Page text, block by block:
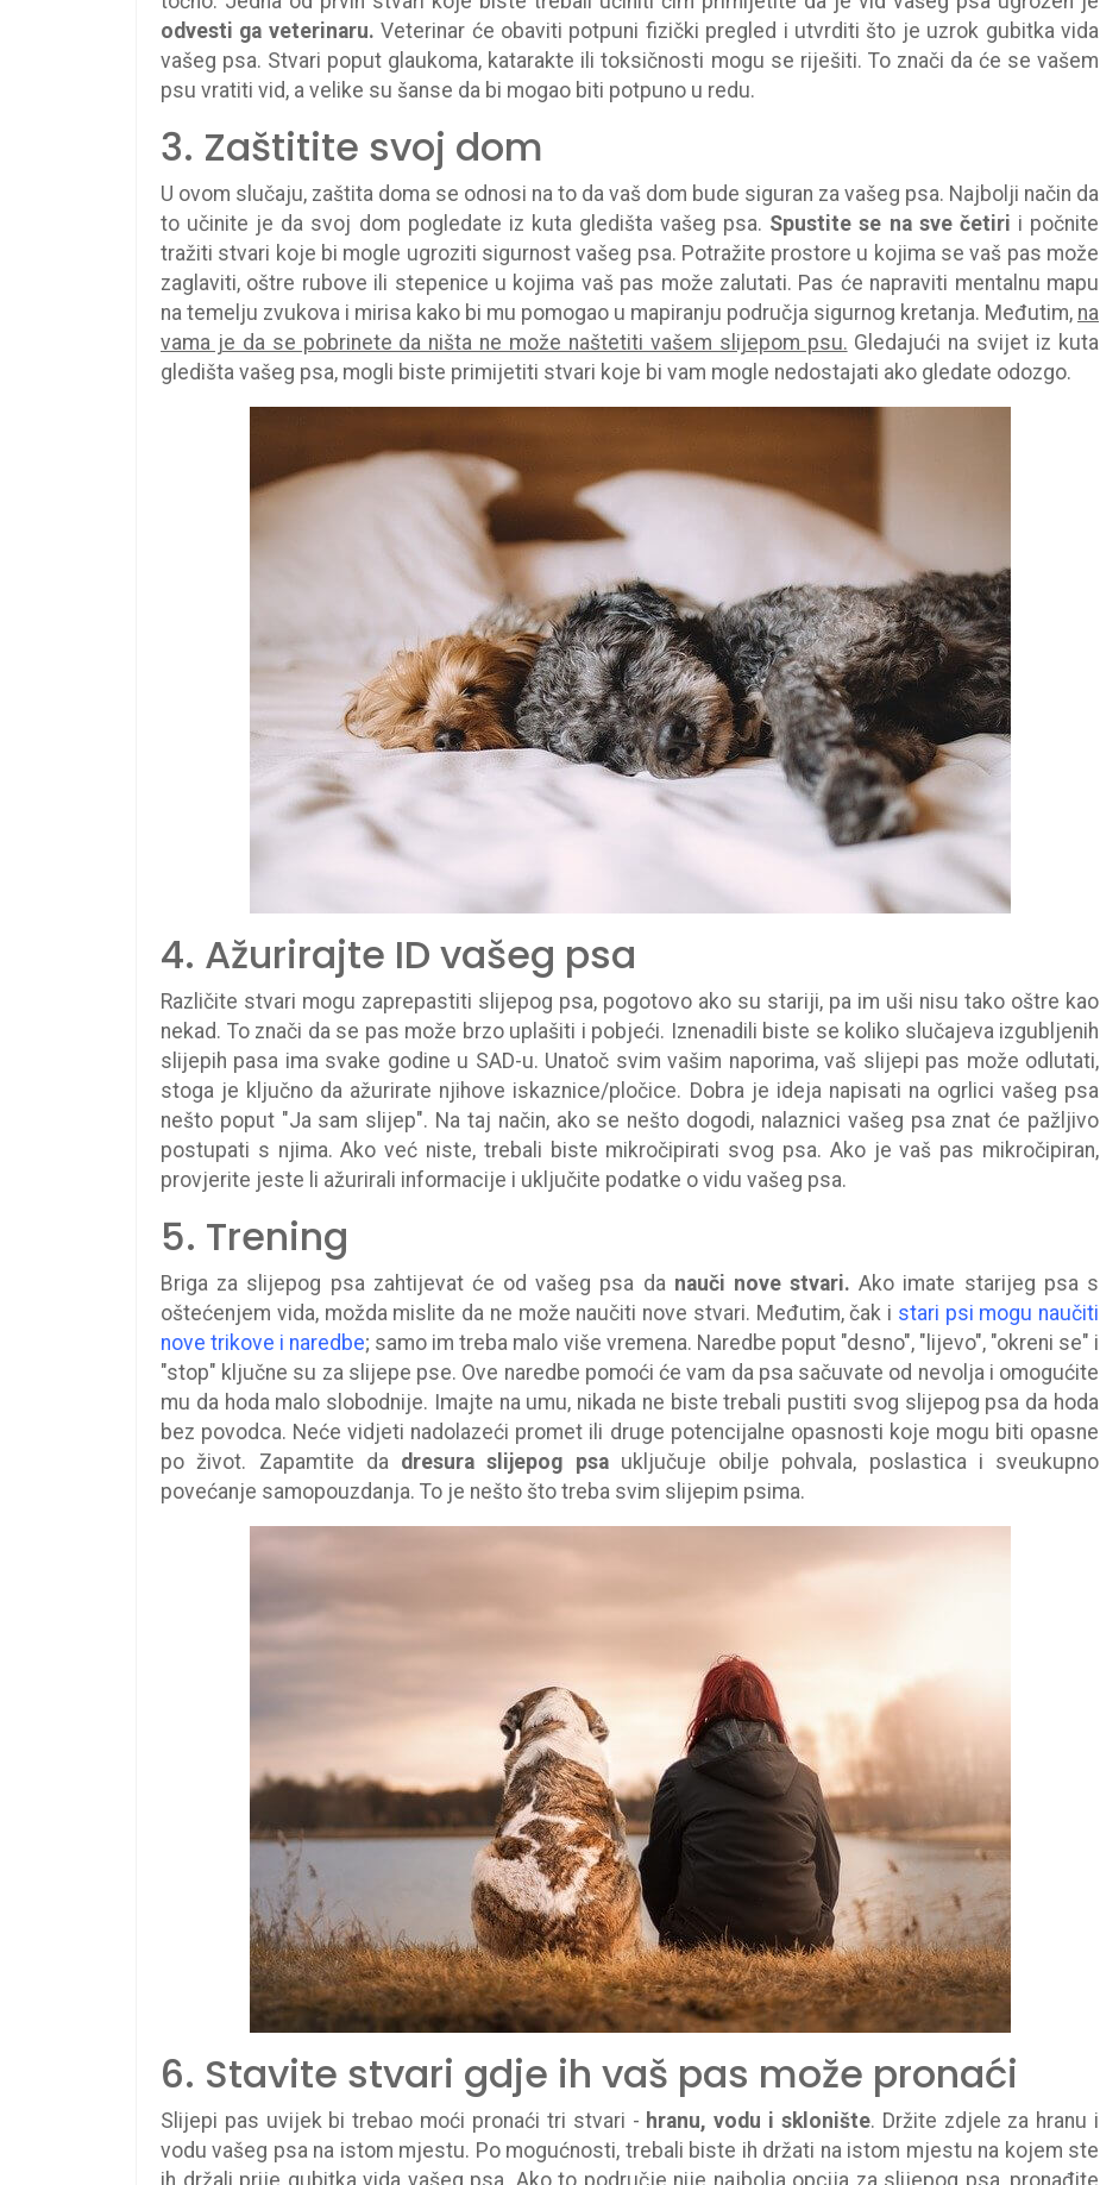
odvesti ga veterinaru. Veterinar će obaviti potpuni fizički pregled i utvrditi što je uzrok gubitka vida
vašeg psa. Stvari poput glaukoma, katarakte ili toksičnosti mogu se riješiti. To znači da će se vašem
psu vratiti vid, a velike su šanse da bi mogao biti potpuno u redu.
3. Zaštitite svoj dom
U ovom slučaju, zaštita doma se odnosi na to da vaš dom bude siguran za vašeg psa. Najbolji način da
to učinite je da svoj dom pogledate iz kuta gledišta vašeg psa. Spustite se na sve četiri i počnite
tražiti stvari koje bi mogle ugroziti sigurnost vašeg psa. Potražite prostore u kojima se vaš pas može
zaglaviti, oštre rubove ili stepenice u kojima vaš pas može zalutati. Pas će napraviti mentalnu mapu
na temelju zvukova i mirisa kako bi mu pomogao u mapiranju područja sigurnog kretanja. Međutim, na
vama je da se pobrinete da ništa ne može naštetiti vašem slijepom psu. Gledajući na svijet iz kuta
gledišta vašeg psa, mogli biste primijetiti stvari koje bi vam mogle nedostajati ako gledate odozgo.
4. Ažurirajte ID vašeg psa
Različite stvari mogu zaprepastiti slijepog psa, pogotovo ako su stariji, pa im uši nisu tako oštre kao
nekad. To znači da se pas može brzo uplašiti i pobjeći. Iznenadili biste se koliko slučajeva izgubljenih
slijepih pasa ima svake godine u SAD-u. Unatoč svim vašim naporima, vaš slijepi pas može odlutati,
stoga je ključno da ažurirate njihove iskaznice/pločice. Dobra je ideja napisati na ogrlici vašeg psa
nešto poput "Ja sam slijep". Na taj način, ako se nešto dogodi, nalaznici vašeg psa znat će pažljivo
postupati s njima. Ako već niste, trebali biste mikročipirati svog psa. Ako je vaš pas mikročipiran,
provjerite jeste li ažurirali informacije i uključite podatke o vidu vašeg psa.
5. Trening
Briga za slijepog psa zahtijevat će od vašeg psa da nauči nove stvari. Ako imate starijeg psa s
oštećenjem vida, možda mislite da ne može naučiti nove stvari. Međutim, čak i stari psi mogu naučiti
nove trikove i naredbe; samo im treba malo više vremena. Naredbe poput "desno", "lijevo", "okreni se" i
"stop" ključne su za slijepe pse. Ove naredbe pomoći će vam da psa sačuvate od nevolja i omogućite
mu da hoda malo slobodnije. Imajte na umu, nikada ne biste trebali pustiti svog slijepog psa da hoda
bez povodca. Neće vidjeti nadolazeći promet ili druge potencijalne opasnosti koje mogu biti opasne
po život. Zapamtite da dresura slijepog psauključuje obilje pohvala, poslastica i sveukupno
povećanje samopouzdanja. To je nešto što treba svim slijepim psima.
6. Stavite stvari gdje ih vaš pas može pronaći
Slijepi pas uvijek bi trebao moći pronaći tri stvari - hranu, vodu i sklonište. Držite zdjele za hranu i
vodu vašeg psa na istom mjestu. Po mogućnosti, trebali biste ih držati na istom mjestu na kojem ste
ih držali prije gubitka vida vašeg psa. Ako to područje nije najbolja opcija za slijepog psa, pronađite